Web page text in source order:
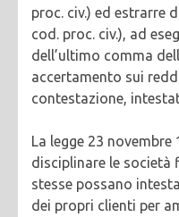
proc. civ.) ed estrarre
cod. proc. civ.), ad
dell’ultimo comma
accertamento sui
contestazione,
La legge 23 novembre
disciplinare le società
stesse possano
dei propri clienti per